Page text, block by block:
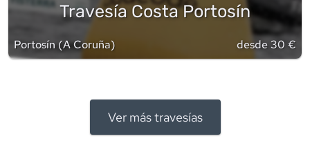
Travesía Costa Portosín
Portosín(A Coruña) desde 30 €
Ver más travesías